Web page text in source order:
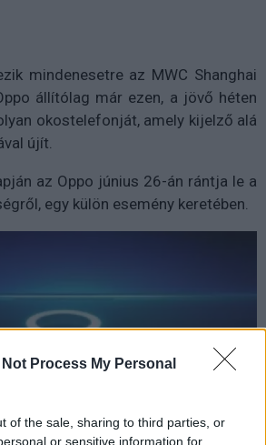
Not Process My Personal
of the sale, sharing to third parties, or
or sensitive information for
mindenesetre az MWC Shanghai
állítólag már ezen, a jövő héten
okostelefonját, amely kijelző alá
újít.
az Oppo június 26-án rántja le a
egy külön esemény keretében.